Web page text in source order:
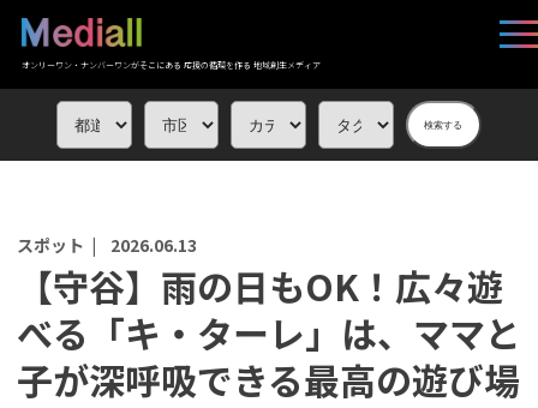
オンリーワン・ナンバーワンがそこにある 応援の循環を作る 地域創生メディア
検索する
スポット | 2026.06.13
【守谷】雨の日もOK！広々遊
べる「キ・ターレ」は、ママと
子が深呼吸できる最高の遊び場